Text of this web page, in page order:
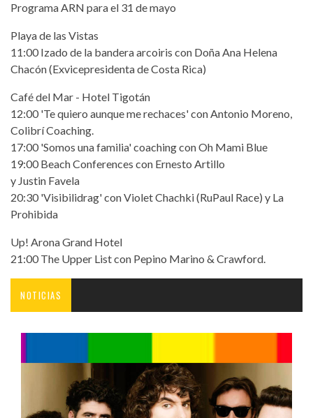
Programa ARN para el 31 de mayo
Playa de las Vistas
11:00 Izado de la bandera arcoiris con Doña Ana Helena
Chacón (Exvicepresidenta de Costa Rica)
Café del Mar - Hotel Tigotán
12:00 'Te quiero aunque me rechaces' con Antonio Moreno,
Colibrí Coaching.
17:00 'Somos una familia' coaching con Oh Mami Blue
19:00 Beach Conferences con Ernesto Artillo
y Justin Favela
20:30 'Visibilidrag' con Violet Chachki (RuPaul Race) y La
Prohibida
Up! Arona Grand Hotel
21:00 The Upper List con Pepino Marino & Crawford.
NOTICIAS